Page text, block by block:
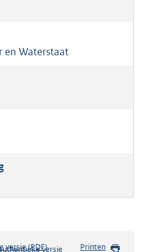
en Waterstaat
versie (PDF)b
Printen